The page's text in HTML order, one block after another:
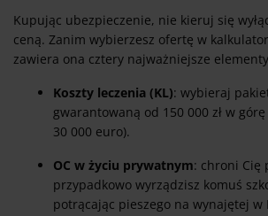
Kupując ubezpieczenie, nie kieruj się
ceną. Zanim wybierzesz ofertę w
zawiera ona cztery najważniejsze
Koszty leczenia (KL): wybieraj
gwarantowaną od 150 000 zł w
30 000 euro).
OC w życiu prywatnym: chroni Cię
przypadkowo wyrządzisz komuś
potrącając pieszego na wynajętej w